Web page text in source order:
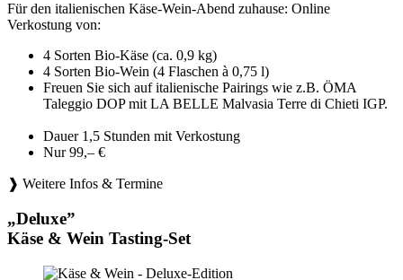
Für den italienischen Käse-Wein-Abend zuhause: Online
Verkostung von:
4 Sorten Bio-Käse (ca. 0,9 kg)
4 Sorten Bio-Wein (4 Flaschen à 0,75 l)
Freuen Sie sich auf italienische Pairings wie z.B. ÖMA
Taleggio DOP mit LA BELLE Malvasia Terre di Chieti IGP.
Dauer 1,5 Stunden mit Verkostung
Nur 99,– €
❱ Weitere Infos & Termine
„Deluxe”
Käse & Wein Tasting-Set